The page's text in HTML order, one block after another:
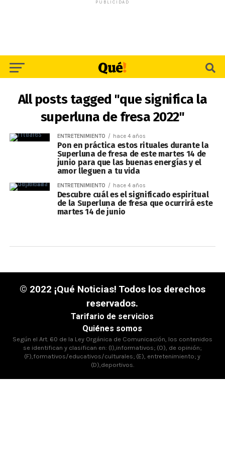
PUBLICIDAD
All posts tagged "que significa la
superluna de fresa 2022"
ENTRETENIMIENTO hace 4 años
Pon en práctica estos rituales durante la
Superluna de fresa de este martes 14 de
junio para que las buenas energías y el
amor lleguen a tu vida
ENTRETENIMIENTO hace 4 años
Descubre cuál es el significado espiritual
de la Superluna de fresa que ocurrirá este
martes 14 de junio
© 2022 ¡Qué Noticias! Todos los derechos
reservados.
Tarifario de servicios
Quiénes somos
Según el Art. 60 de la Ley Orgánica de Comunicación, los contenidos
se identifican y clasifican en: (I),informativos; (O), de opinión;
(F),formativos/educativos/culturales; (E), entretenimiento; y
(D),deportivos.